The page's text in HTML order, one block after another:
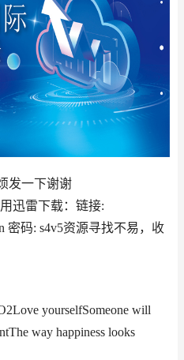
发一下谢谢
迅雷下载：链接:
密码: s4v5资源寻找不易，收
yourselfSomeone will
way happiness looks